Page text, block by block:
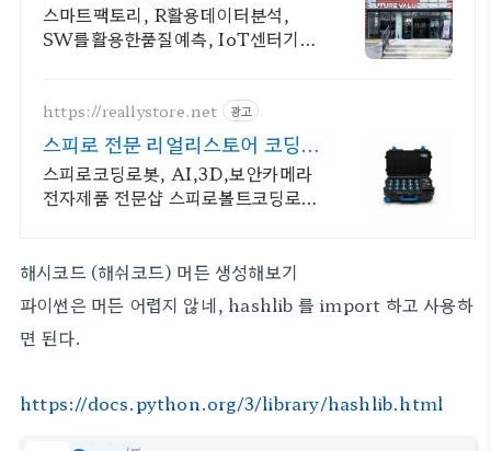
스마트팩토리, R활용데이터분석,
SW를활용한품질예측, IoT센터기
https://reallystore.net 광고
스피로 전문 리얼리스토어 코딩교
육을 쉽고 재밌게
스피로코딩로봇, AI,3D,보안카메라
전자제품 전문샵 스피로볼트코딩로
해시코드 (해쉬코드) 머든 생성해보기
파이썬은 머든 어렵지 않네, hashlib 를 import 하고 사용하
면 된다.
https://docs.python.org/3/library/hashlib.html